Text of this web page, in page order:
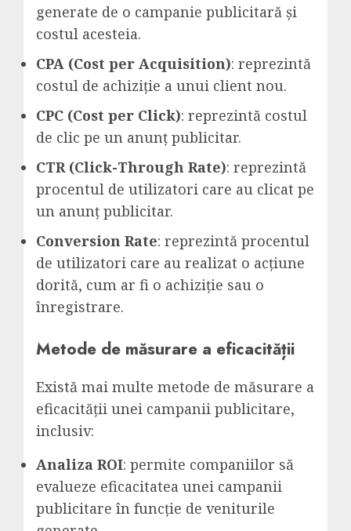
generate de o campanie publicitară și
costul acesteia.
CPA (Cost per Acquisition): reprezintă
costul de achiziție a unui client nou.
CPC (Cost per Click): reprezintă costul
de clic pe un anunț publicitar.
CTR (Click-Through Rate): reprezintă
procentul de utilizatori care au clicat pe
un anunț publicitar.
Conversion Rate: reprezintă procentul
de utilizatori care au realizat o acțiune
dorită, cum ar fi o achiziție sau o
înregistrare.
Metode de măsurare a eficacității
Există mai multe metode de măsurare a
eficacității unei campanii publicitare,
inclusiv:
Analiza ROI: permite companiilor să
evalueze eficacitatea unei campanii
publicitare în funcție de veniturile